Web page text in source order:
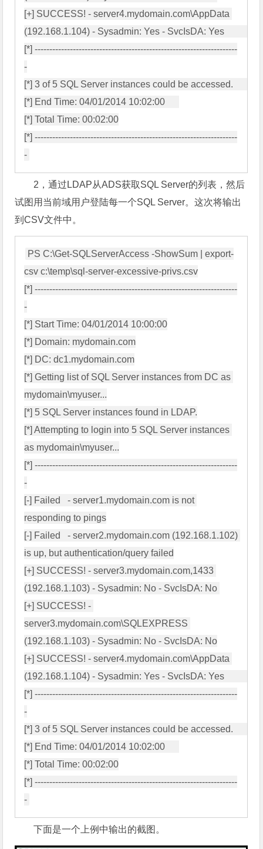
[+] SUCCESS! - server4.mydomain.com\AppData
(192.168.1.104) - Sysadmin: Yes - SvcIsDA: Yes
[*] ---------------------------------------------------------------------
-
[*] 3 of 5 SQL Server instances could be accessed.
[*] End Time: 04/01/2014 10:02:00
[*] Total Time: 00:02:00
[*] ---------------------------------------------------------------------
2，通过LDAP从ADS获取SQL Server的列表，然后
试图用当前域用户登陆每一个SQL Server。这次将输出
到CSV文件中。
PS C:\Get-SQLServerAccess -ShowSum | export-
csv c:\temp\sql-server-excessive-privs.csv
[*] ---------------------------------------------------------------------
-
[*] Start Time: 04/01/2014 10:00:00
[*] Domain: mydomain.com
[*] DC: dc1.mydomain.com
[*] Getting list of SQL Server instances from DC as
mydomain\myuser...
[*] 5 SQL Server instances found in LDAP.
[*] Attempting to login into 5 SQL Server instances
as mydomain\myuser...
[*] ---------------------------------------------------------------------
-
[-] Failed   - server1.mydomain.com is not
responding to pings
[-] Failed   - server2.mydomain.com (192.168.1.102)
is up, but authentication/query failed
[+] SUCCESS! - server3.mydomain.com,1433
(192.168.1.103) - Sysadmin: No - SvcIsDA: No
[+] SUCCESS! -
server3.mydomain.com\SQLEXPRESS
(192.168.1.103) - Sysadmin: No - SvcIsDA: No
[+] SUCCESS! - server4.mydomain.com\AppData
(192.168.1.104) - Sysadmin: Yes - SvcIsDA: Yes
[*] ---------------------------------------------------------------------
-
[*] 3 of 5 SQL Server instances could be accessed.
[*] End Time: 04/01/2014 10:02:00
[*] Total Time: 00:02:00
[*] ---------------------------------------------------------------------
下面是一个上例中输出的截图。